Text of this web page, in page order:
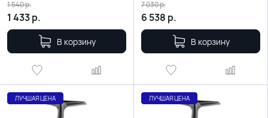
1 433р.
1 540р.
В корзину
6 538 р.
7 030р.
В корзину
ЛУЧШАЯ ЦЕНА ЛУЧШАЯ ЦЕНА